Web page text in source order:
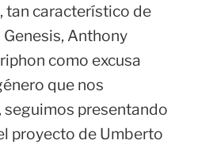
tan característico de
Anthony
como excusa
que nos
seguimos presentando
proyecto de Umberto